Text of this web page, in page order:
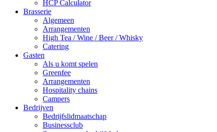
HCP Calculator
Brasserie
Algemeen
Arrangementen
High Tea / Wine / Beer / Whisky
Catering
Gasten
Als u komt spelen
Greenfee
Arrangementen
Hospitality chains
Campers
Bedrijven
Bedrijfslidmaatschap
Businessclub